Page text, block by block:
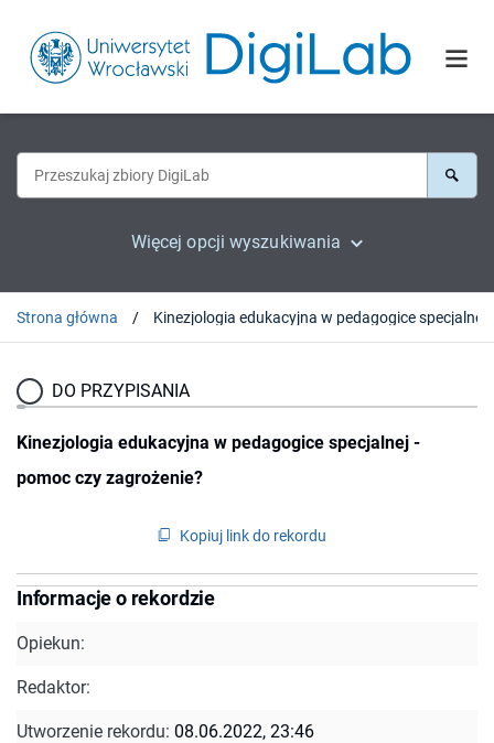
Więcej opcji wyszukiwania
Strona główna
DO PRZYPISANIA
Kinezjologia edukacyjna w pedagogice specjalnej -
pomoc czy zagrożenie?
Kopiuj link do rekordu
Informacje o rekordzie
Opiekun:
Redaktor:
Utworzenie rekordu: 08.06.2022, 23:46